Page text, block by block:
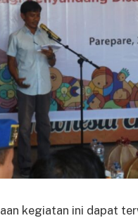
kegiatan ini dapat